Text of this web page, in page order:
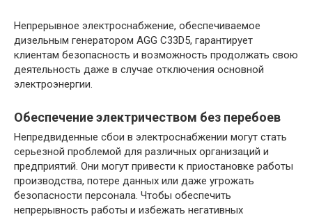
Непрерывное электроснабжение, обеспечиваемое
дизельным генератором AGG C33D5, гарантирует
клиентам безопасность и возможность продолжать свою
деятельность даже в случае отключения основной
электроэнергии.
Обеспечение электричеством без перебоев
Непредвиденные сбои в электроснабжении могут стать
серьезной проблемой для различных организаций и
предприятий. Они могут привести к приостановке работы
производства, потере данных или даже угрожать
безопасности персонала. Чтобы обеспечить
непрерывность работы и избежать негативных